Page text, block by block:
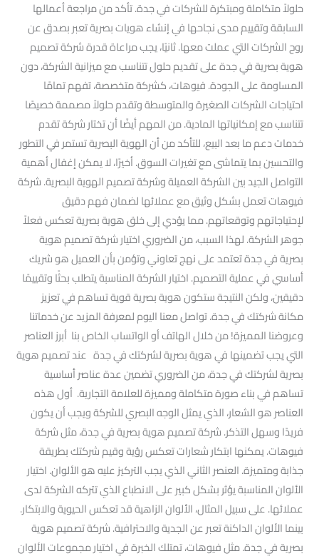
حلولاً متكاملة ومبتكرة للشركات في جدة. تأكد من مراجعة أعمالها
السابقة وتقييم مدى نجاحها في إنشاء هويات بصرية تعبر بصدق عن
روح الشركات التي عملت معها. ثانيًا، يجب مراعاة قدرة شركة تصميم
هوية بصرية في جدة على تقديم حلول تتناسب مع ميزانية الشركة، دون
المساومة على الجودة. فيوهات، كشركة متخصصة، تفهم تمامًا
احتياجات الشركات الصغيرة والمتوسطة وتقدم حلولاً مصممة خصيصًا
تتناسب مع إمكانياتها المادية. من المهم أيضًا أن تختار شركة تقدم
خدمات دعم ما بعد البيع، للتأكد من أن الهوية البصرية تستمر في التطور
والتحسين بما يتماشى مع تغيرات السوق. أخيرًا، لا يمكن إغفال أهمية
التواصل الجيد بين الشركة العميلة وشركة تصميم الهوية البصرية. شركة
فيوهات تعمل بشكل وثيق مع عملائها لضمان فهم دقيق
لإحتياجاتهم وتوقعاتهم. مما يؤدي إلى خلق هوية بصرية تعكس فعلاً
جوهر الشركة. لهذا السبب، من الضروري اختيار شركة تصميم هوية
بصرية في جدة تعتمد على نهج تعاوني وتؤمن بأن العميل هو شريك
أساسي في عملية التصميم. اختيار الشركة المناسبة يتطلب بحثًا وتقييمًا
دقيقين، ولكن النتيجة ستكون هوية بصرية قوية تساهم في تعزيز
مكانة شركتك في جدة. تواصل معنا اليوم لمعرفة المزيد عن خدماتنا
وعروضنا المميزة! من خلال الهاتف أو الواتساب الخاص بنا أبرز العناصر
التي يجب تضمينها في هوية بصرية لشركتك في جدة عند تصميم هوية
بصرية لشركتك في جدة، من الضروري تضمين عدة عناصر أساسية
تساهم في بناء صورة متكاملة ومميزة للعلامة التجارية. أول هذه
العناصر هو الشعار، الذي يمثل الوجه البصري للشركة ويجب أن يكون
فريدًا وسهل التذكر. شركة تصميم هوية بصرية في جدة، مثل شركة
فيوهات. يمكنها ابتكار شعارات تعكس رؤية وقيم شركتك بطريقة
جذابة ومتميزة. العنصر الثاني الذي يجب التركيز عليه هو الألوان. اختيار
الألوان المناسبة يؤثر بشكل كبير على الانطباع الذي تتركه الشركة لدى
عملائها. على سبيل المثال، الألوان الزاهية قد تعكس الحيوية والابتكار.
بينما الألوان الداكنة تعبر عن الجدية والاحترافية. شركة تصميم هوية
بصرية في جدة. مثل فيوهات، تمتلك الخبرة في اختيار مجموعات الألوان